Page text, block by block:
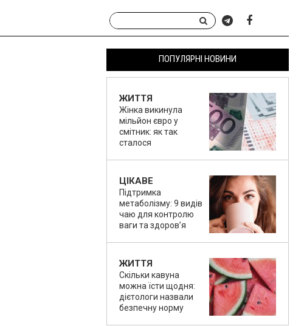
ПОПУЛЯРНІ НОВИНИ
ЖИТТЯ
Жінка викинула
мільйон євро у
смітник: як так
сталося
ЦІКАВЕ
Підтримка
метаболізму: 9 видів
чаю для контролю
ваги та здоров’я
ЖИТТЯ
Скільки кавуна
можна їсти щодня:
дієтологи назвали
безпечну норму